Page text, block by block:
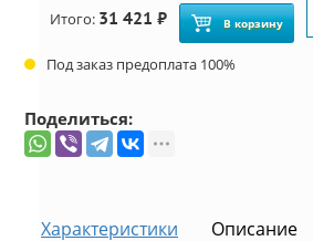
Итого: 31 421 ₽ В корзину
Под заказ предоплата 100%
Поделиться:
Характеристики Описание